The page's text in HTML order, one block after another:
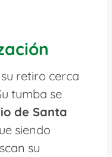
retiro cerca
tumba se
de Santa
siendo
su